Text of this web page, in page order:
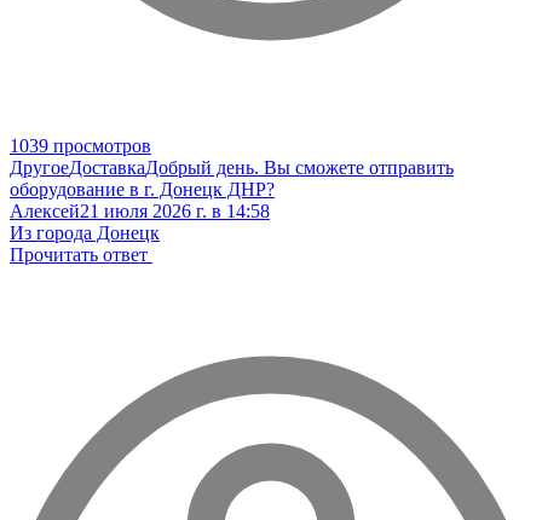
1039 просмотров
ДругоеДоставкаДобрый день. Вы сможете отправить
оборудование в г. Донецк ДНР?
Алексей21 июля 2026 г. в 14:58
Из города Донецк
Прочитать ответ